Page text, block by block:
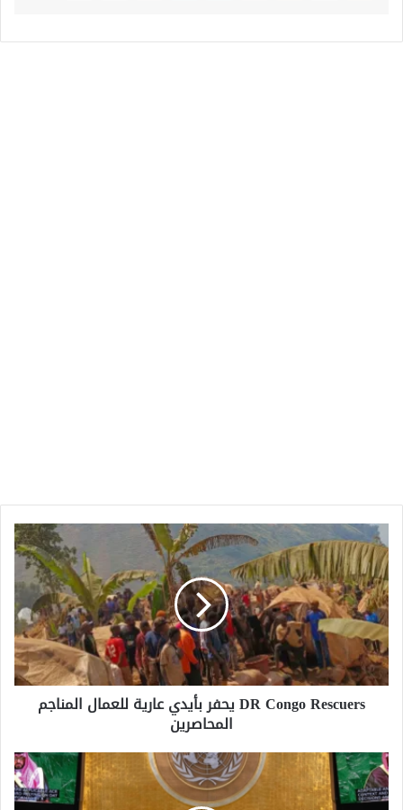
DR
Congo
Rescuers
يحفر
بأيدي
عارية
للعمال
المناجم
المحاصرين
DR Congo Rescuers يحفر بأيدي عارية للعمال المناجم
المحاصرين
يدعو
الوزير
السعودي